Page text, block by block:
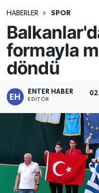
HABERLER SPOR
formayla
döndü
ENTER HABER
EDITÖR